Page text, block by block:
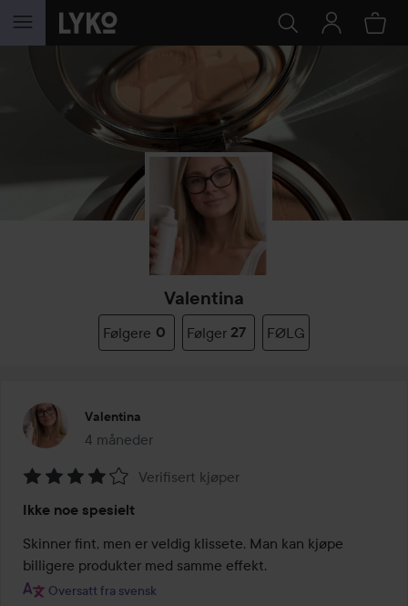
GÅ TIL INNHOLD
Valentina
Følgere 0 Følger 27 FØLG
Valentina
4 måneder
Innlegget ble opprettet 4 måneder
4
av
5
Verifisert kjøper
Ikke noe spesielt
Skinner fint, men er veldig klissete. Man kan kjøpe
billigere produkter med samme effekt.
Oversatt fra svensk